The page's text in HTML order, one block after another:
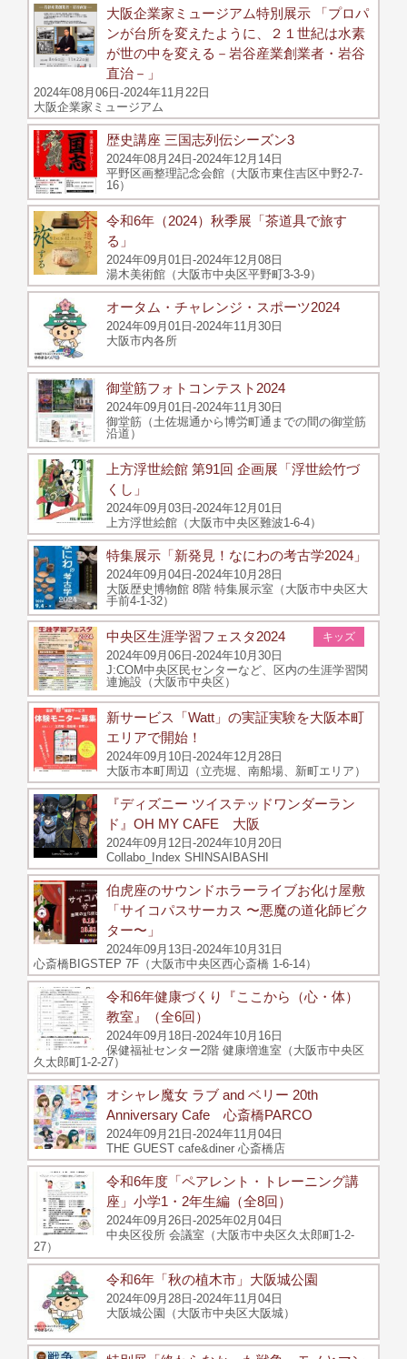
大阪企業家ミュージアム特別展示 「プロパ
ンが台所を変えたように、２１世紀は水素
が世の中を変える－岩谷産業創業者・岩谷
直治－」
2024年08月06日-2024年11月22日
大阪企業家ミュージアム
歴史講座 三国志列伝シーズン3
2024年08月24日-2024年12月14日
平野区画整理記念会館（大阪市東住吉区中野2-7-
16）
令和6年（2024）秋季展「茶道具で旅す
る」
2024年09月01日-2024年12月08日
湯木美術館（大阪市中央区平野町3-3-9）
オータム・チャレンジ・スポーツ2024
2024年09月01日-2024年11月30日
大阪市内各所
御堂筋フォトコンテスト2024
2024年09月01日-2024年11月30日
御堂筋（土佐堀通から博労町通までの間の御堂筋
沿道）
上方浮世絵館 第91回 企画展「浮世絵竹づ
くし」
2024年09月03日-2024年12月01日
上方浮世絵館（大阪市中央区難波1-6-4）
特集展示「新発見！なにわの考古学2024」
2024年09月04日-2024年10月28日
大阪歴史博物館 8階 特集展示室（大阪市中央区大
手前4-1-32）
キッズ
中央区生涯学習フェスタ2024
2024年09月06日-2024年10月30日
J:COM中央区民センターなど、区内の生涯学習関
連施設（大阪市中央区）
新サービス「Watt」の実証実験を大阪本町
エリアで開始！
2024年09月10日-2024年12月28日
大阪市本町周辺（立売堀、南船場、新町エリア）
『ディズニー ツイステッドワンダーラン
ド』OH MY CAFE 大阪
2024年09月12日-2024年10月20日
Collabo_Index SHINSAIBASHI
伯虎座のサウンドホラーライブお化け屋敷
「サイコパスサーカス 〜悪魔の道化師ビク
ター〜」
2024年09月13日-2024年10月31日
心斎橋BIGSTEP 7F（大阪市中央区西心斎橋 1-6-14）
令和6年健康づくり『ここから（心・体）
教室』（全6回）
2024年09月18日-2024年10月16日
保健福祉センター2階 健康増進室（大阪市中央区
久太郎町1-2-27）
オシャレ魔女 ラブ and ベリー 20th
Anniversary Cafe 心斎橋PARCO
2024年09月21日-2024年11月04日
THE GUEST cafe&diner 心斎橋店
令和6年度「ペアレント・トレーニング講
座」小学1・2年生編（全8回）
2024年09月26日-2025年02月04日
中央区役所 会議室（大阪市中央区久太郎町1-2-
27）
令和6年「秋の植木市」大阪城公園
2024年09月28日-2024年11月04日
大阪城公園（大阪市中央区大阪城）